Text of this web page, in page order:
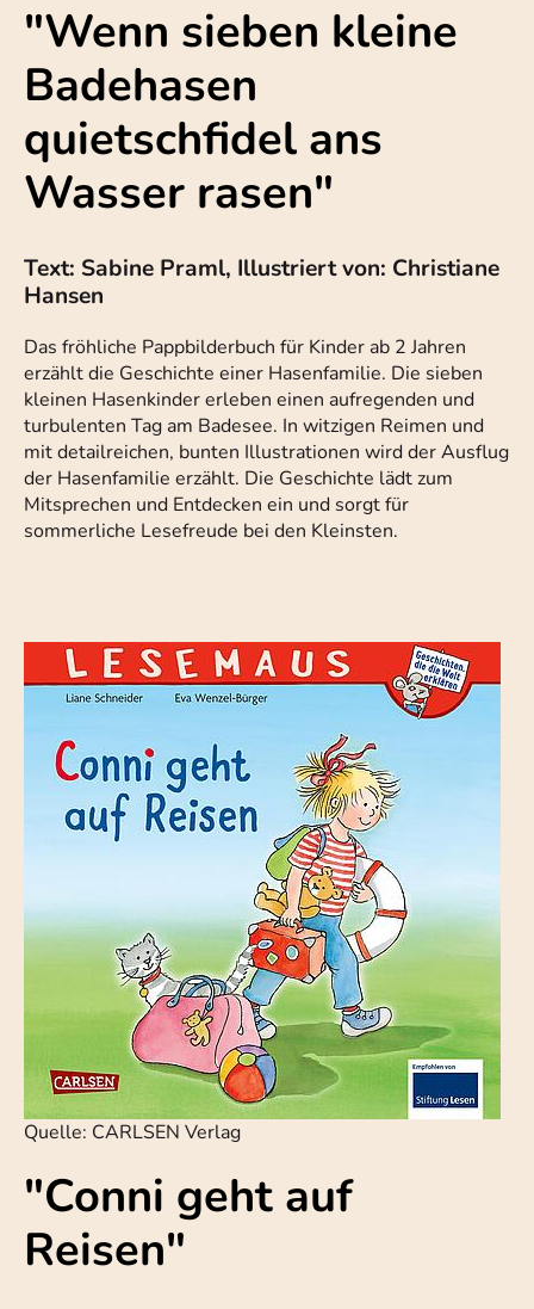
"Wenn sieben kleine
Badehasen
quietschfidel ans
Wasser rasen"
Text: Sabine Praml, Illustriert von: Christiane
Hansen
Das fröhliche Pappbilderbuch für Kinder ab 2 Jahren
erzählt die Geschichte einer Hasenfamilie. Die sieben
kleinen Hasenkinder erleben einen aufregenden und
turbulenten Tag am Badesee. In witzigen Reimen und
mit detailreichen, bunten Illustrationen wird der Ausflug
der Hasenfamilie erzählt. Die Geschichte lädt zum
Mitsprechen und Entdecken ein und sorgt für
sommerliche Lesefreude bei den Kleinsten.
Quelle: CARLSEN Verlag
"Conni geht auf
Reisen"